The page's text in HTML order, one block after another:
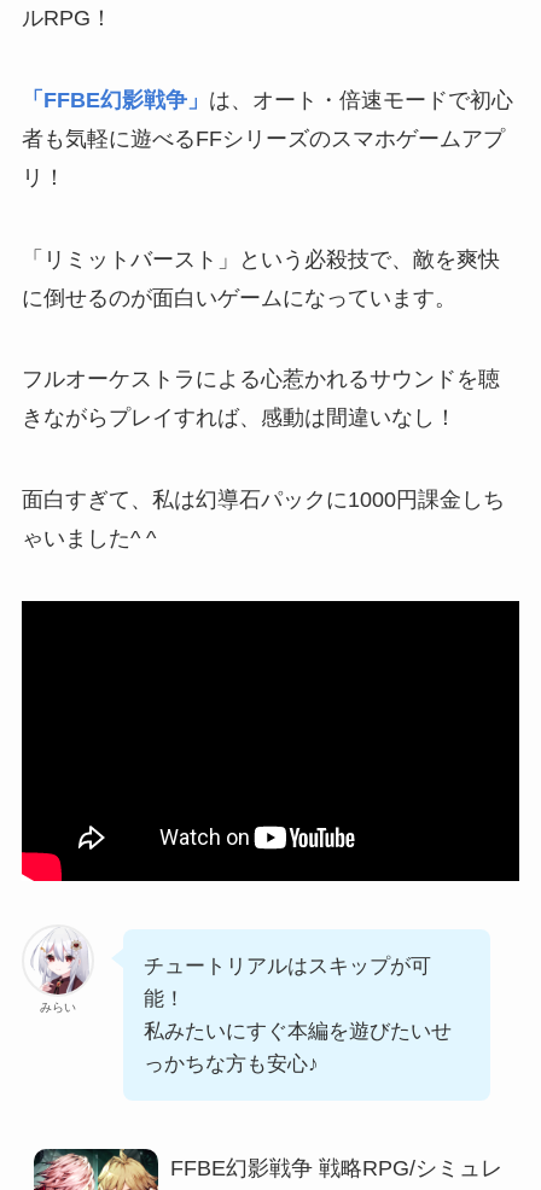
ルRPG！
「FFBE幻影戦争」 は、オート・倍速モードで初心
者も気軽に遊べるFFシリーズのスマホゲームアプ
リ！
「リミットバースト」という必殺技で、敵を爽快
に倒せるのが面白いゲームになっています。
フルオーケストラによる心惹かれるサウンドを聴
きながらプレイすれば、感動は間違いなし！
面白すぎて、私は幻導石パックに1000円課金しち
ゃいました^ ^
みらい
チュートリアルはスキップが可
能！
私みたいにすぐ本編を遊びたいせ
っかちな方も安心♪
FFBE幻影戦争 戦略RPG/シミュレ